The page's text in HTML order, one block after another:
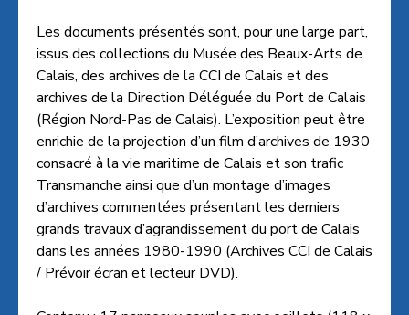
Les documents présentés sont, pour une large part,
issus des collections du Musée des Beaux-Arts de
Calais, des archives de la CCI de Calais et des
archives de la Direction Déléguée du Port de Calais
(Région Nord-Pas de Calais). L’exposition peut être
enrichie de la projection d’un film d’archives de 1930
consacré à la vie maritime de Calais et son trafic
Transmanche ainsi que d’un montage d’images
d’archives commentées présentant les derniers
grands travaux d’agrandissement du port de Calais
dans les années 1980-1990 (Archives CCI de Calais
/ Prévoir écran et lecteur DVD).